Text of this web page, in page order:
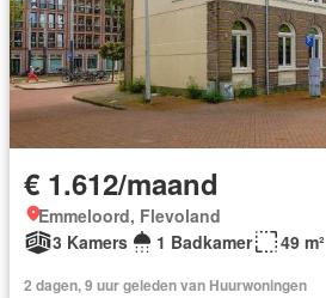
€ 1.612/maand
Emmeloord, Flevoland
3 Kamers
1 Badkamer 49 m²
2 dagen, 9 uur geleden van Huurwoningen